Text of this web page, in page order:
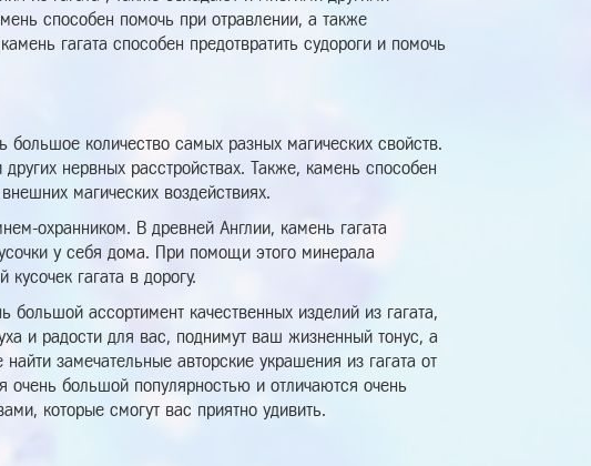
способен помочь при отравлении, а также
гагата способен предотвратить судороги и помочь
количество самых разных магических свойств.
нервных расстройствах. Также, камень способен
магических воздействиях.
охранником. В древней Англии, камень гагата
у себя дома. При помощи этого минерала
гагата в дорогу.
ассортимент качественных изделий из гагата,
и радости для вас, поднимут ваш жизненный тонус, а
замечательные авторские украшения из гагата от
очень большой популярностью и отличаются очень
которые смогут вас приятно удивить.